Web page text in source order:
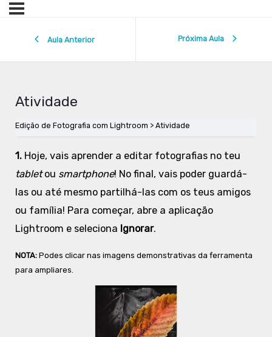
Aula Anterior Próxima Aula
Atividade
Edição de Fotografia com Lightroom Atividade
1. Hoje, vais aprender a editar fotografias no teu
tabletou smartphone! No final, vais poder guardá-
las ou até mesmo partilhá-las com os teus amigos
ou família! Para começar, abre a aplicação
Lightroom e seleciona Ignorar.
NOTA:Podes clicar nas imagens demonstrativas da ferramenta
para ampliares.